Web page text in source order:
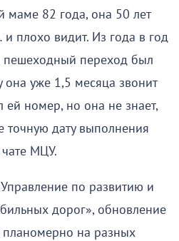
82 года, она 50 лет
плохо видит. Из года в год
пешеходный переход был
она уже 1,5 месяца звонит
ей номер, но она не знает,
точную дату выполнения
чате МЦУ.
по развитию и
дорог», обновление
планомерно на разных